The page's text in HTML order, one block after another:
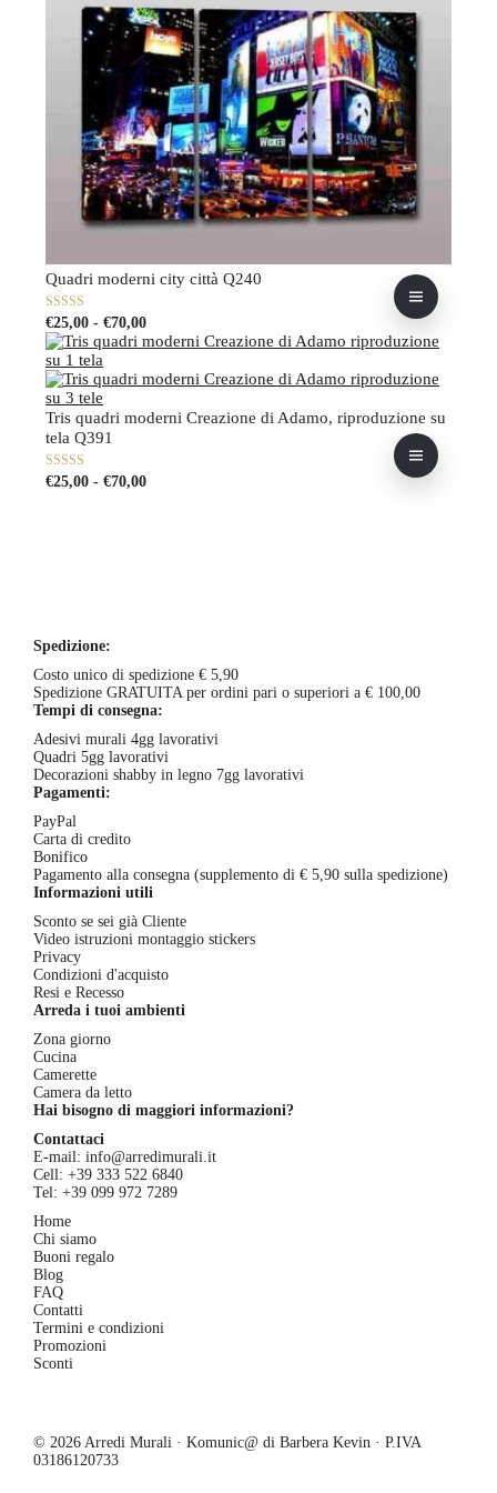
Quadri moderni city città Q240
0
su
5
€25,00 - €70,00Fascia
di
da
€25,00
a
€70,00
Questo
prodotto
più
Le
Tris quadri moderni Creazione di Adamo, riproduzione su
tela Q391
0
€25,00 - €70,00Fascia
Questo
nella
pagina
del
Spedizione:
Costo unico di spedizione € 5,90
Spedizione GRATUITA per ordini pari o superiori a € 100,00
Tempi di consegna:
Adesivi murali 4gg lavorativi
Quadri 5gg lavorativi
Decorazioni shabby in legno 7gg lavorativi
Pagamenti:
PayPal
Carta di credito
Bonifico
Pagamento alla consegna (supplemento di € 5,90 sulla spedizione)
Informazioni utili
Sconto se sei già Cliente
Video istruzioni montaggio stickers
Privacy
Condizioni d'acquisto
Resi e Recesso
Arreda i tuoi ambienti
Zona giorno
Cucina
Camerette
Camera da letto
Hai bisogno di maggiori informazioni?
Contattaci
E-mail: info@arredimurali.it
Cell: +39 333 522 6840
Tel: +39 099 972 7289
Home
Chi siamo
Buoni regalo
Blog
FAQ
Contatti
Termini e condizioni
Promozioni
Sconti
© 2026 Arredi Murali · Komunic@ di Barbera Kevin · P.IVA
03186120733